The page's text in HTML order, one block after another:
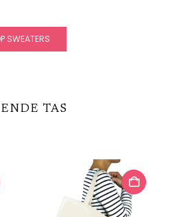
optie
kan
op
SWEATERS
TAS